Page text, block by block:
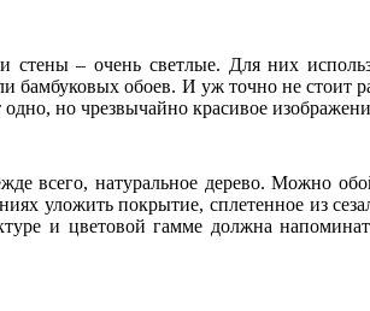
– очень светлые. Для них
обоев. И уж точно не стоит
одно, но чрезвычайно красивое
всего, натуральное дерево. Можно
уложить покрытие, сплетенное из
и цветовой гамме должна